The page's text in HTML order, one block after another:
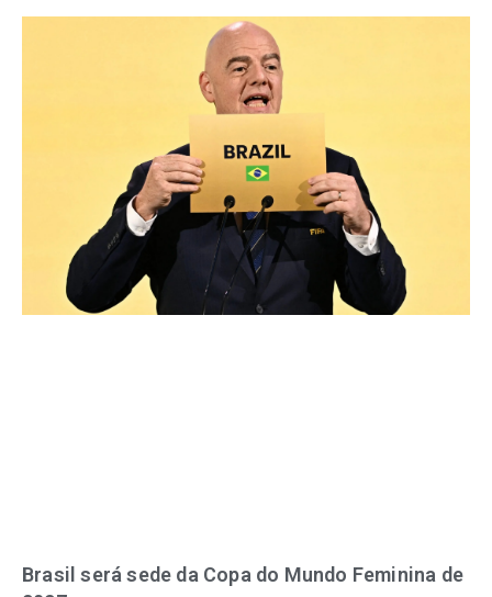
Brasil será sede da Copa do Mundo Feminina de